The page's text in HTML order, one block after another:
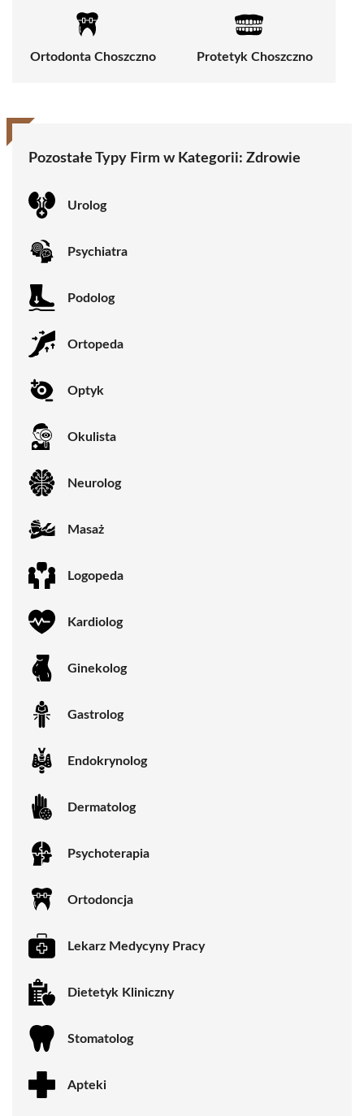
Ortodonta Choszczno Protetyk Choszczno
Pozostałe Typy Firm w Kategorii: Zdrowie
Urolog
Psychiatra
Podolog
Ortopeda
Optyk
Okulista
Neurolog
Masaż
Logopeda
Kardiolog
Ginekolog
Gastrolog
Endokrynolog
Dermatolog
Psychoterapia
Ortodoncja
Lekarz Medycyny Pracy
Dietetyk Kliniczny
Stomatolog
Apteki